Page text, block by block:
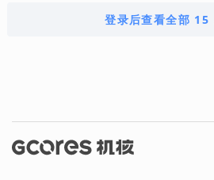
登录后查看全部 15